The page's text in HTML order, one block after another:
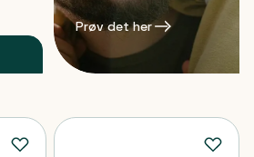
Prøv det her